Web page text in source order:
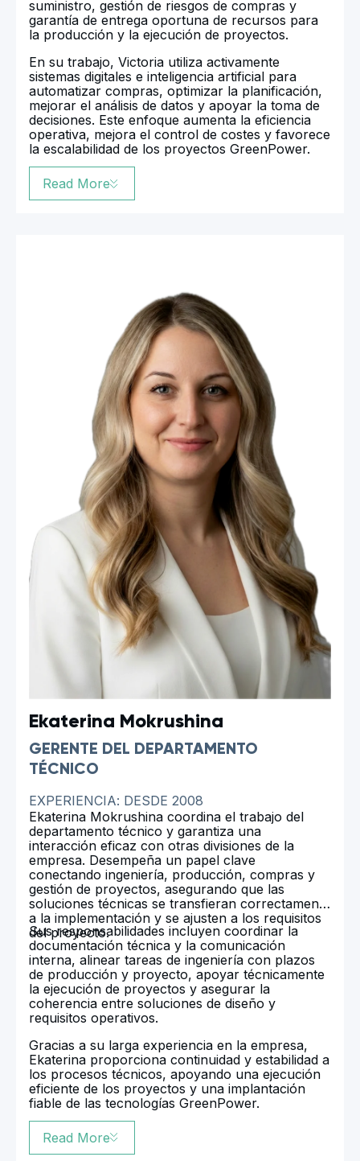
suministro, gestión de riesgos de compras y
garantía de entrega oportuna de recursos para
la producción y la ejecución de proyectos.
En su trabajo, Victoria utiliza activamente
sistemas digitales e inteligencia artificial para
automatizar compras, optimizar la planificación,
mejorar el análisis de datos y apoyar la toma de
decisiones. Este enfoque aumenta la eficiencia
operativa, mejora el control de costes y favorece
la escalabilidad de los proyectos GreenPower.
Read More
Ekaterina Mokrushina
GERENTE DEL DEPARTAMENTO
TÉCNICO
EXPERIENCIA: DESDE 2008
Ekaterina Mokrushina coordina el trabajo del
departamento técnico y garantiza una
interacción eficaz con otras divisiones de la
empresa. Desempeña un papel clave
conectando ingeniería, producción, compras y
gestión de proyectos, asegurando que las
soluciones técnicas se transfieran correctamente
a la implementación y se ajusten a los requisitos
del proyecto.
Sus responsabilidades incluyen coordinar la
documentación técnica y la comunicación
interna, alinear tareas de ingeniería con plazos
de producción y proyecto, apoyar técnicamente
la ejecución de proyectos y asegurar la
coherencia entre soluciones de diseño y
requisitos operativos.
Gracias a su larga experiencia en la empresa,
Ekaterina proporciona continuidad y estabilidad a
los procesos técnicos, apoyando una ejecución
eficiente de los proyectos y una implantación
fiable de las tecnologías GreenPower.
Read More